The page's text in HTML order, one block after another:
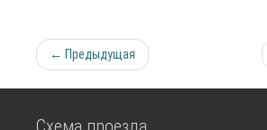
← Предыдущая